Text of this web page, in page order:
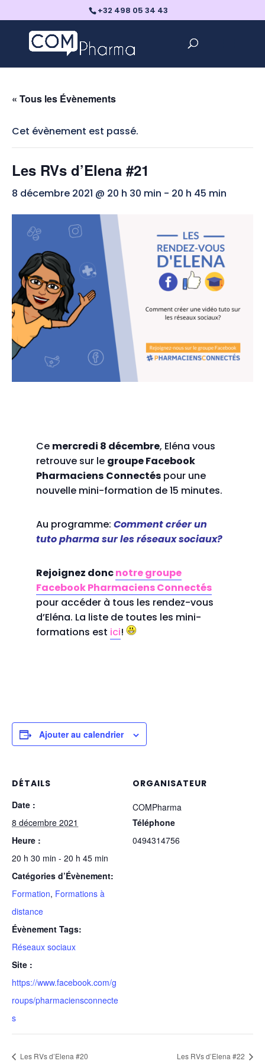
+32 498 05 34 43
« Tous les Évènements
Cet évènement est passé.
Les RVs d’Elena #21
8 décembre 2021 @ 20 h 30 min - 20 h 45 min
Ce mercredi 8 décembre, Eléna vous
retrouve sur le groupe Facebook
Pharmaciens Connectéspour une
nouvelle mini-formation de 15 minutes.
Au programme: Comment créer un
tuto pharma sur les réseaux sociaux?
Rejoignez doncnotre groupe
Facebook Pharmaciens Connectés
pour accéder à tous les rendez-vous
d’Eléna. La liste de toutes les mini-
formations est ici!
Ajouter au calendrier
DÉTAILS
Date :
8 décembre 2021
Heure :
20 h 30 min - 20 h 45 min
Catégories d’Évènement:
Formation, Formations à
distance
Évènement Tags:
Réseaux sociaux
Site :
https://www.facebook.com/g
roups/pharmaciensconnecte
s
ORGANISATEUR
COMPharma
Téléphone
0494314756
Les RVs d’Elena #20 Les RVs d’Elena #22